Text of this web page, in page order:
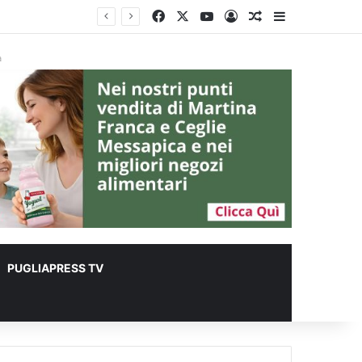
FacebookYou TubeAccediUn articolo a
PUGLIAPRESS TV